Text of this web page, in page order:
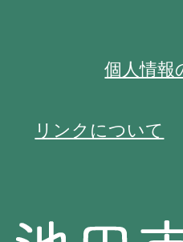
個人情報
リンクについて
池